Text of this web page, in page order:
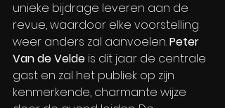
unieke bijdrage leveren aan de
revue, waardoor elke voorstelling
weer anders zal aanvoelen. Peter
Van de Velde is dit jaar de centrale
gast en zal het publiek op zijn
kenmerkende, charmante wijze